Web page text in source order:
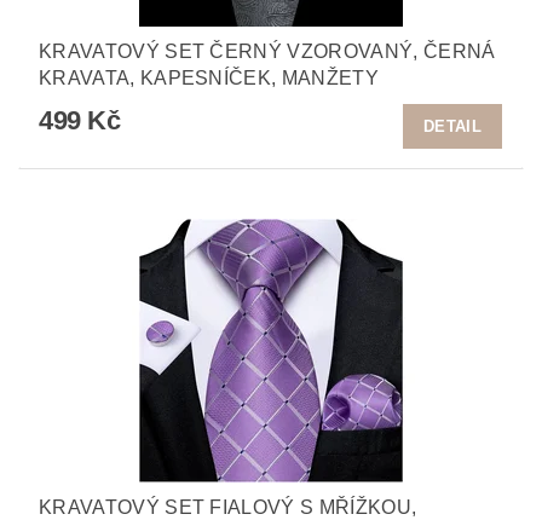
KRAVATOVÝ SET ČERNÝ VZOROVANÝ, ČERNÁ
KRAVATA, KAPESNÍČEK, MANŽETY
499 Kč DETAIL
KRAVATOVÝ SET FIALOVÝ S MŘÍŽKOU,